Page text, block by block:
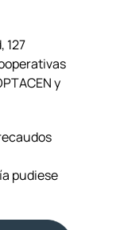
127
y
pudiese